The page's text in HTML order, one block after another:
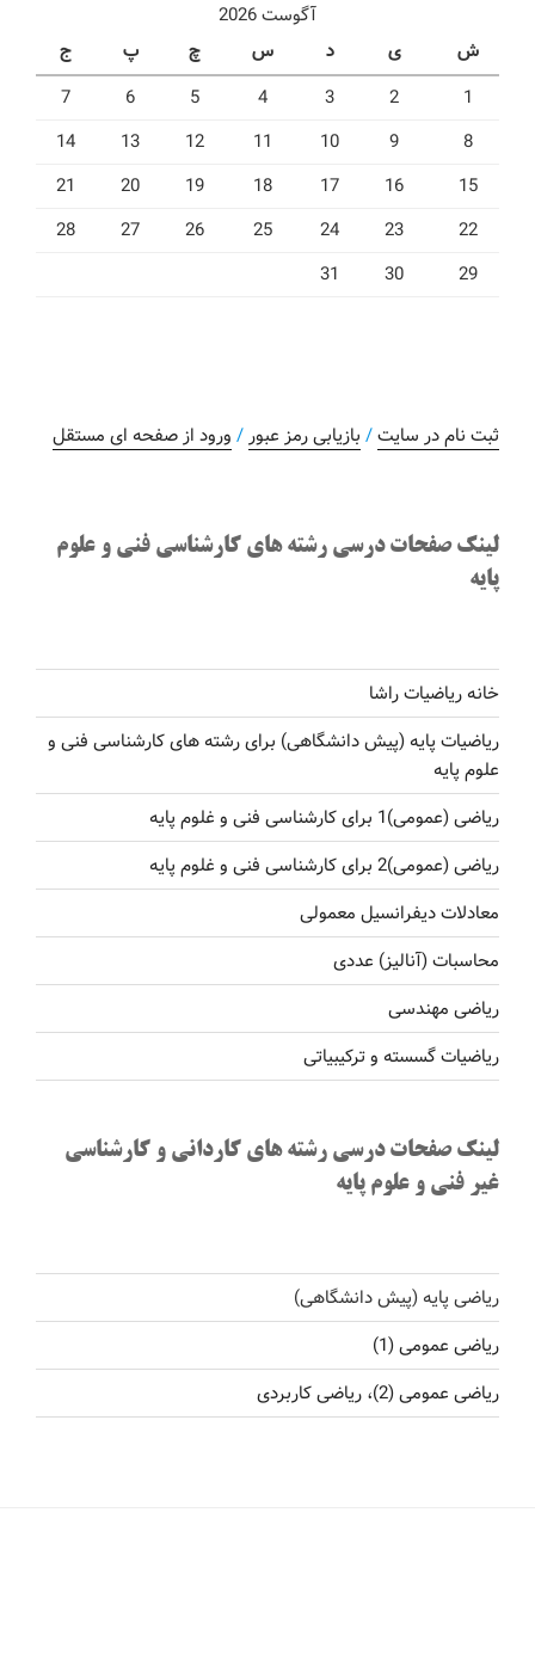
آگوست 2026
ش
ی د س چ پ
ج
1
2
3
4
5
6
7
8
9
10
11
12
13
14
15
16
17
18
19
20
21
22
23
24
25
26
27
28
29
30
31
ثبت نام در سایت/ بازیابی رمز عبور / ورود از صفحه ای مستقل
لینک صفحات درسی رشته های کارشناسی فنی و علوم
پایه
خانه ریاضیات راشا
ریاضیات پایه (پیش دانشگاهی) برای رشته های کارشناسی فنی و
علوم پایه
ریاضی (عمومی)1 برای کارشناسی فنی و غلوم پایه
ریاضی (عمومی)2 برای کارشناسی فنی و غلوم پایه
معادلات دیفرانسیل معمولی
محاسبات (آنالیز) عددی
ریاضی مهندسی
ریاضیات گسسته و ترکیبیاتی
لینک صفحات درسی رشته های کاردانی و کارشناسی
غیر فنی و علوم پایه
ریاضی پایه (پیش دانشگاهی)
ریاضی عمومی (1)
ریاضی عمومی (2)، ریاضی کاربردی